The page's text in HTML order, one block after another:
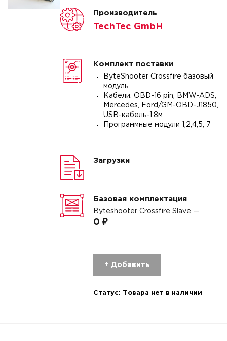
Производитель
TechTec GmbH
Комплект поставки
ByteShooter Crossfire базовый
модуль
Кабели: OBD-16 pin, BMW-ADS,
Mercedes, Ford/GM-OBD-J1850,
USB-кабель-1.8м
Программные модули 1,2,4,5, 7
Загрузки
Базовая комплектация
Byteshooter Crossfire Slave —
0 ₽
+ Добавить
Статус: Товара нет в наличии